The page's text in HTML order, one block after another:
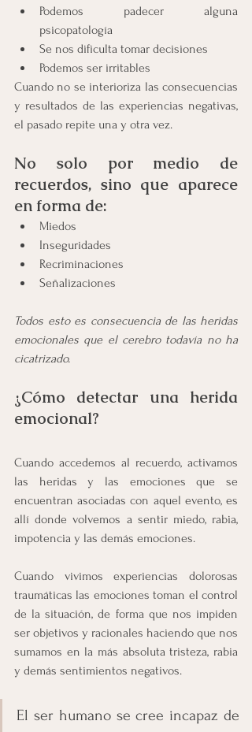
Podemos padecer alguna
psicopatología
Se nos dificulta tomar decisiones
Podemos ser irritables
Cuando no se interioriza las consecuencias
y resultados de las experiencias negativas,
el pasado repite una y otra vez.
No solo por medio de
recuerdos, sino que aparece
en forma de:
Miedos
Inseguridades
Recriminaciones
Señalizaciones
Todos esto es consecuencia de las heridas
emocionales que el cerebro todavía no ha
cicatrizado.
¿Cómo detectar una herida
emocional?
Cuando accedemos al recuerdo, activamos
las heridas y las emociones que se
encuentran asociadas con aquel evento, es
allí donde volvemos a sentir miedo, rabia,
impotencia y las demás emociones.
Cuando vivimos experiencias dolorosas
traumáticas las emociones toman el control
de la situación, de forma que nos impiden
ser objetivos y racionales haciendo que nos
sumamos en la más absoluta tristeza, rabia
y demás sentimientos negativos.
El ser humano se cree incapaz de